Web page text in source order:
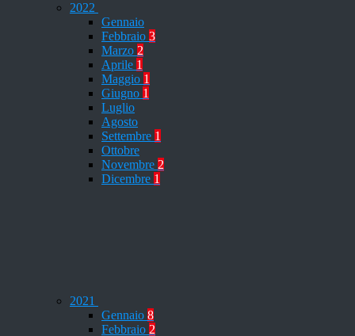
2022
Gennaio
Febbraio 3
Marzo 2
Aprile 1
Maggio 1
Giugno 1
Luglio
Agosto
Settembre 1
Ottobre
Novembre 2
Dicembre 1
2021
Gennaio 8
Febbraio 2